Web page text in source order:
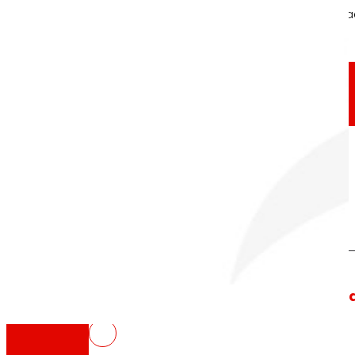
A través de nuestra Fundación
alimentación